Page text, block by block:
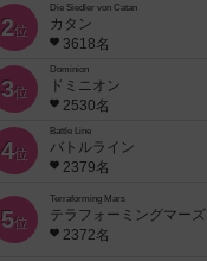
2位
Die Siedler von Catan
カタン
3618名
3位
Dominion
ドミニオン
2530名
4位
Battle Line
バトルライン
2379名
5位
Terraforming Mars
テラフォーミングマーズ
2372名